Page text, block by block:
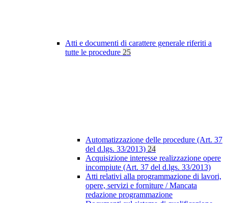
Atti e documenti di carattere generale riferiti a
tutte le procedure 25
Automatizzazione delle procedure (Art. 37
del d.lgs. 33/2013) 24
Acquisizione interesse realizzazione opere
incompiute (Art. 37 del d.lgs. 33/2013)
Atti relativi alla programmazione di lavori,
opere, servizi e forniture / Mancata
redazione programmazione